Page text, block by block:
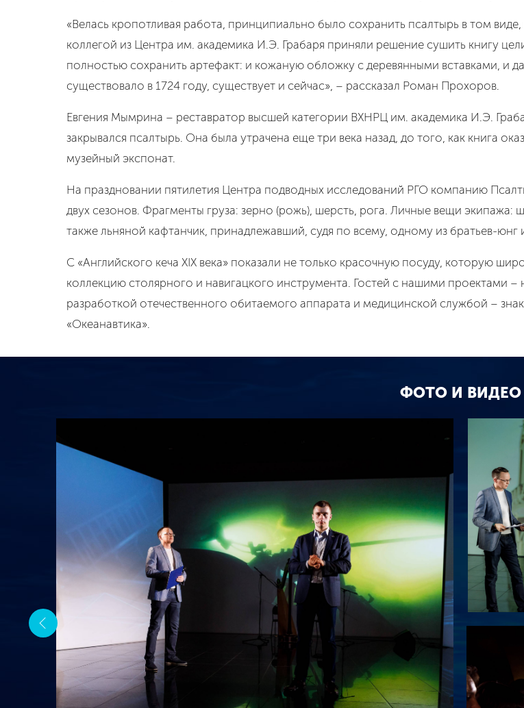
«Велась кропотливая работа, принципиально было сохранить псалтырь в том
коллегой из Центра им. академика И.Э. Грабаря приняли решение сушить книгу
полностью сохранить артефакт: и кожаную обложку с деревянными вставками, и
существовало в 1724 году, существует и сейчас», – рассказал Роман Прохоров.
Евгения Мымрина – реставратор высшей категории ВХНРЦ им. академика И.Э.
закрывался псалтырь. Она была утрачена еще три века назад, до того, как книга
музейный экспонат.
На праздновании пятилетия Центра подводных исследований РГО компанию
двух сезонов. Фрагменты груза: зерно (рожь), шерсть, рога. Личные вещи
также льняной кафтанчик, принадлежавший, судя по всему, одному из братьев-
С «Английского кеча XIX века» показали не только красочную посуду, которую
коллекцию столярного и навигацкого инструмента. Гостей с нашими проектами
разработкой отечественного обитаемого аппарата и медицинской службой –
«Океанавтика».
ФОТО И ВИДЕО